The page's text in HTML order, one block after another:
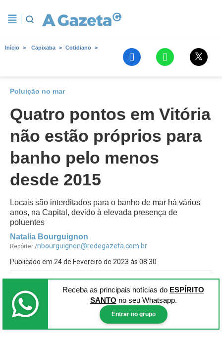
Início Capixaba Cotidiano
Poluição no mar
Quatro pontos em Vitória
não estão próprios para
banho pelo menos
desde 2015
Locais são interditados para o banho de mar há vários
anos, na Capital, devido à elevada presença de
poluentes
Natalia Bourguignon
Repórter /nbourguignon@redegazeta.com.br
Publicado em 24 de Fevereiro de 2023 às 08:30
Receba as principais notícias do ESPÍRITO
SANTO no seu Whatsapp.
Entrar no grupo